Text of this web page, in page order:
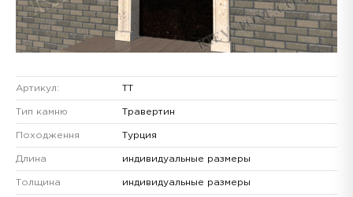
Артикул: ТТ
Тип камню Травертин
Походження Турция
Длина индивидуальные размеры
Толщина индивидуальные размеры